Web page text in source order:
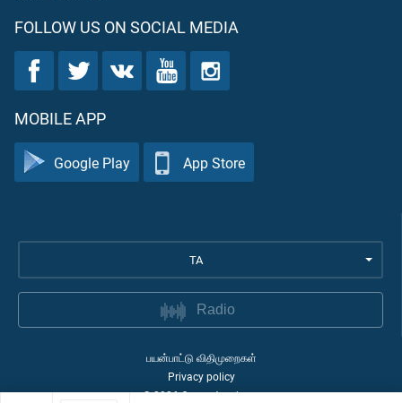
FOLLOW US ON SOCIAL MEDIA
MOBILE APP
Google Play App Store
TA
Radio
பயன்பாட்டு விதிமுறைகள்
Privacy policy
©2026Quran Academy